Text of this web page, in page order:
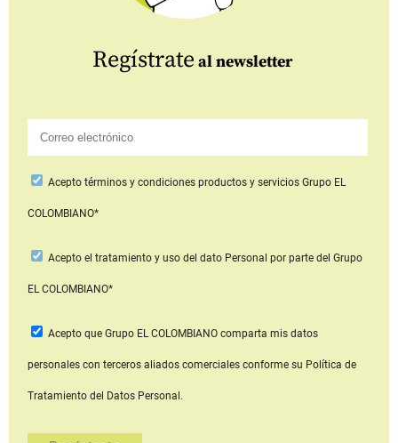
Regístrate al newsletter
Aceptotérminos y condiciones productos y serviciosGrupo EL
COLOMBIANO*
Acepto el tratamiento y uso del dato Personal por parte del Grupo
EL COLOMBIANO*
Acepto que Grupo EL COLOMBIANOcomparta mis datos
personales con terceros aliados comerciales conforme su Política de
Tratamiento del Datos Personal.